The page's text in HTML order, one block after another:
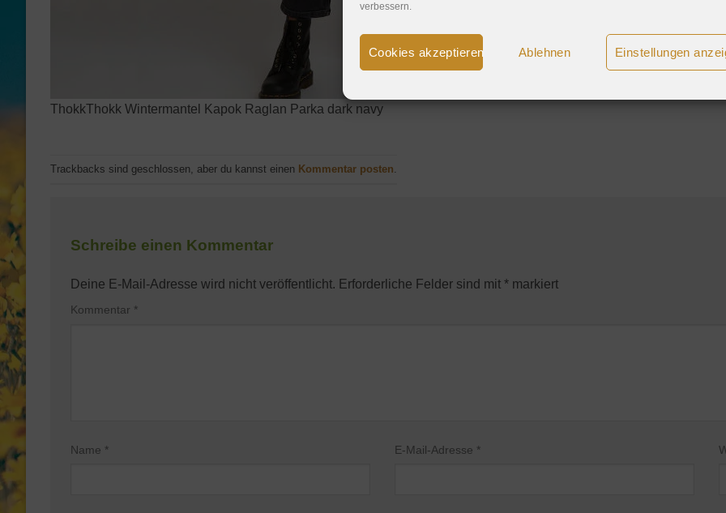
verbessern.
Cookies akzeptieren Ablehnen Einstellungen
ThokkThokk Wintermantel Kapok Raglan Parka dark navy
Trackbacks sind geschlossen, aber du kannst einen Kommentar posten
Schreibe einen Kommentar
Deine E-Mail-Adresse wird nicht veröffentlicht. Erforderliche Felder sind mit * markiert
Kommentar *
Name * E-Mail-Adresse *